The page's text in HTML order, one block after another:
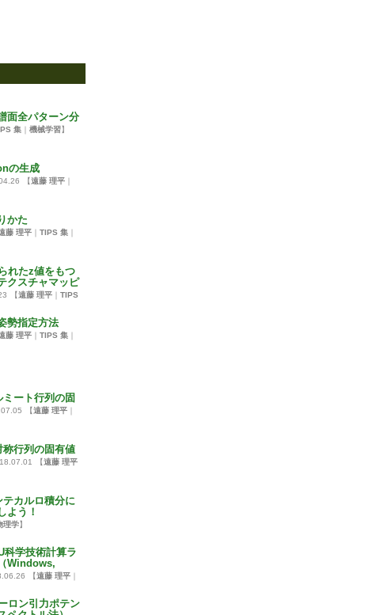
面全パターン分
集 機械学習】
の生成
【遠藤 理平
かた
藤 理平 TIPS 集
れたz値をもつ
クスチャマッピ
【遠藤 理平
TIPS
勢指定方法
藤 理平 TIPS 集
ミート行列の固
【遠藤 理平
称行列の固有値
【遠藤 理平
テカルロ積分に
よう！
理学】
科学技術計算ラ
Windows,
【遠藤 理平
ロン引力ポテン